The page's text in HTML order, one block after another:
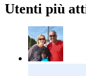
Utenti più